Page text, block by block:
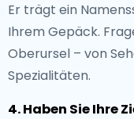
Er trägt ein
Ihrem Gepäck.
Oberursel – von
Spezialitäten.
4. Haben Sie Ihre